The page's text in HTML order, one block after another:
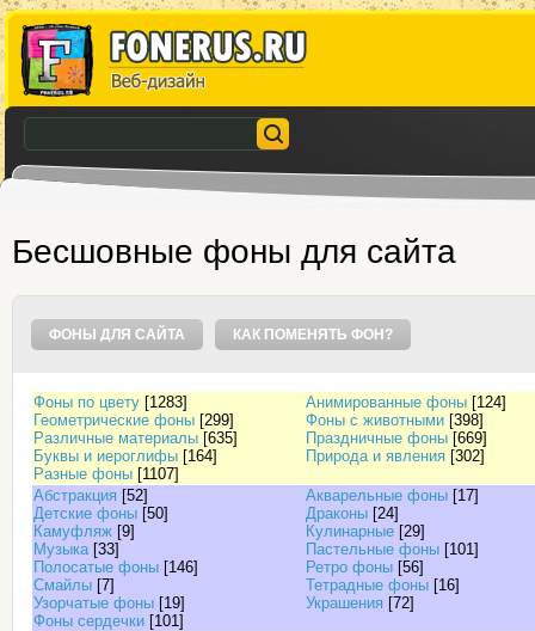
Бесшовные фоны для сайта
ФОНЫ ДЛЯ САЙТА КАК ПОМЕНЯТЬ ФОН?
Фоны по цвету [1283] Анимированные фоны [124]
Геометрические фоны [299] Фоны с животными [398]
Различные материалы [635] Праздничные фоны [669]
Буквы и иероглифы [164] Природа и явления [302]
Разные фоны [1107]
Абстракция [52] Акварельные фоны [17]
Детские фоны [50] Драконы [24]
Камуфляж [9] Кулинарные [29]
Музыка [33] Пастельные фоны [101]
Полосатые фоны [146] Ретро фоны [56]
Смайлы [7] Тетрадные фоны [16]
Узорчатые фоны [19] Украшения [72]
Фоны сердечки [101]